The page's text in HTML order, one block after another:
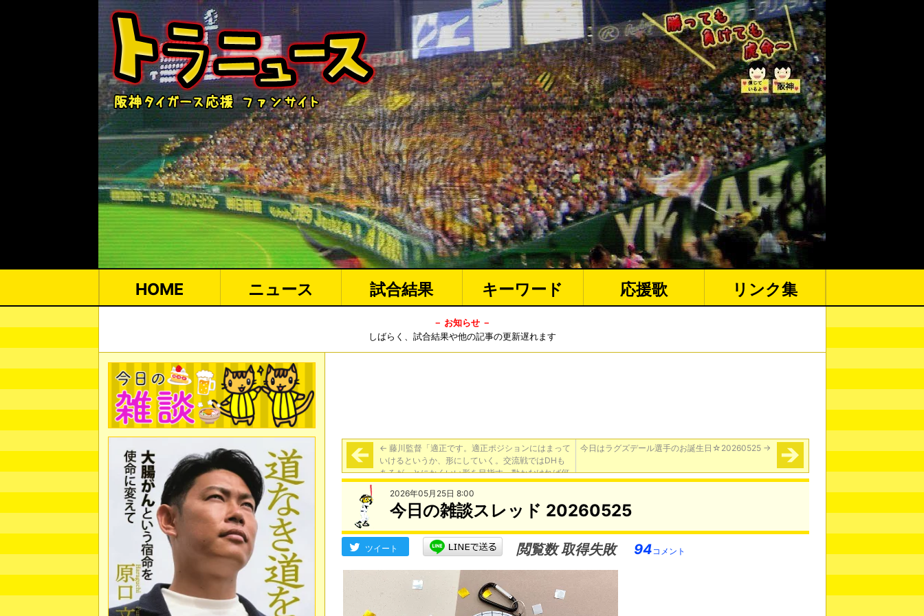
HOME ニュース 試合結果 キーワード 応援歌 リンク集
－ お知らせ －
しばらく、試合結果や他の記事の更新遅れます
← 藤川監督「適正です。適正ポジションにはまって
いけるというか、形にしていく。交流戦ではDHも
あるが、とにかくいい形を目指す。動かなければ何
も動きませんから」
今日はラグズデール選手のお誕生日☆20260525 →
2026年05月25日 8:00
今日の雑談スレッド 20260525
ツイート 閲覧数 取得失敗 94コメント